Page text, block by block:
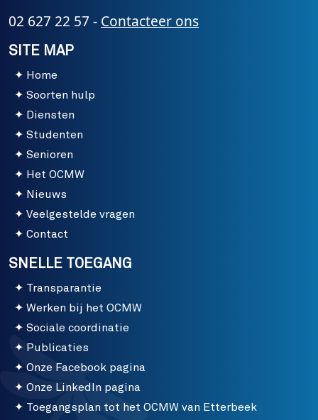
02 627 22 57 - Contacteer ons
SITE MAP
Home
Soorten hulp
Diensten
Studenten
Senioren
Het OCMW
Nieuws
Veelgestelde vragen
Contact
SNELLE TOEGANG
Transparantie
Werken bij het OCMW
Sociale coordinatie
Publicaties
Onze Facebook pagina
Onze LinkedIn pagina
Toegangsplan tot het OCMW van Etterbeek